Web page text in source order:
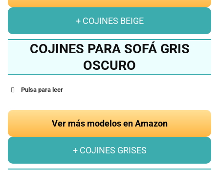
+ COJINES BEIGE
COJINES PARA SOFÁ GRIS
OSCURO
Pulsa para leer
Ver más modelos en Amazon
+ COJINES GRISES